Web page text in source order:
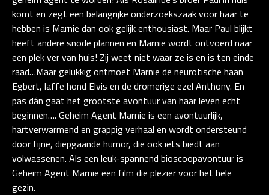
komt en zegt een belangrijke onderzoekszaak voor haar te
hebben is Marnie dan ook gelijk enthousiast. Maar Paul blijkt
heeft andere snode plannen en Marnie wordt ontvoerd naar
een plek ver van huis! Zij weet niet waar ze is en is ten einde
raad…Maar gelukkig ontmoet Marnie de neurotische haan
Egbert, laffe hond Elvis en de dromerige ezel Anthony. En
pas dán gaat het grootste avontuur van haar leven echt
beginnen…. Geheim Agent Marnie is een avontuurlijk,
hartverwarmend en grappig verhaal en wordt ondersteund
door fijne, diepgaande humor, die ook iets biedt aan
volwassenen. Als een leuk-spannend bioscoopavontuur is
Geheim Agent Marnie een film die plezier voor het hele
gezin.